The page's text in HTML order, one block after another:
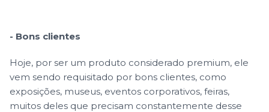
- Bons clientes
Hoje, por ser um produto considerado premium, ele
vem sendo requisitado por bons clientes, como
exposições, museus, eventos corporativos, feiras,
muitos deles que precisam constantemente desse